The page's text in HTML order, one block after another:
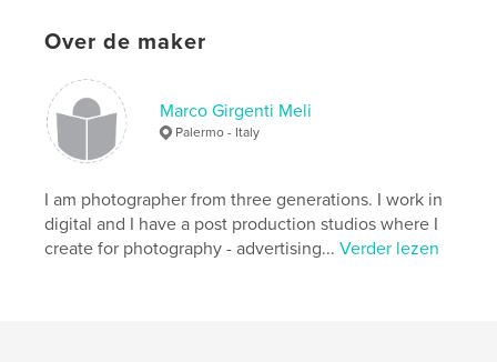
Over de maker
Marco Girgenti Meli
Palermo - Italy
I am photographer from three generations. I work in
digital and I have a post production studios where I
create for photography - advertising...Verder lezen